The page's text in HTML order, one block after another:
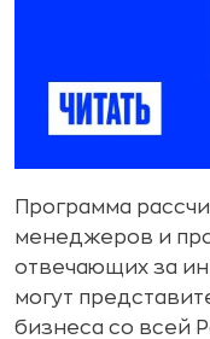
Программа
менеджеров и
отвечающих за
могут
бизнеса со всей